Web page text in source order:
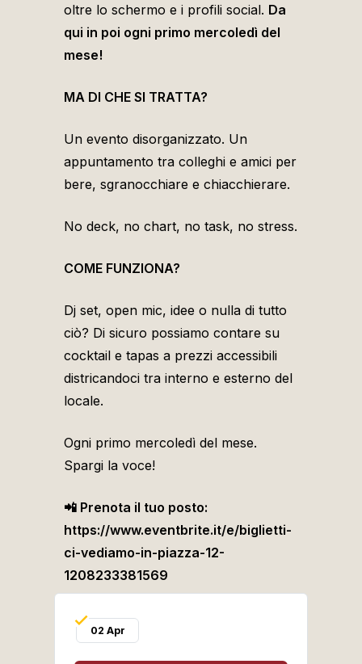
oltre lo schermo e i profili social. Da
qui in poi ogni primo mercoledì del
mese!
MA DI CHE SI TRATTA?
Un evento disorganizzato. Un
appuntamento tra colleghi e amici per
bere, sgranocchiare e chiacchierare.
No deck, no chart, no task, no stress.
COME FUNZIONA?
Dj set, open mic, idee o nulla di tutto
ciò? Di sicuro possiamo contare su
cocktail e tapas a prezzi accessibili
districandoci tra interno e esterno del
locale.
Ogni primo mercoledì del mese.
Spargi la voce!
📲 Prenota il tuo posto:
https://www.eventbrite.it/e/biglietti-
ci-vediamo-in-piazza-12-
1208233381569
02 Apr